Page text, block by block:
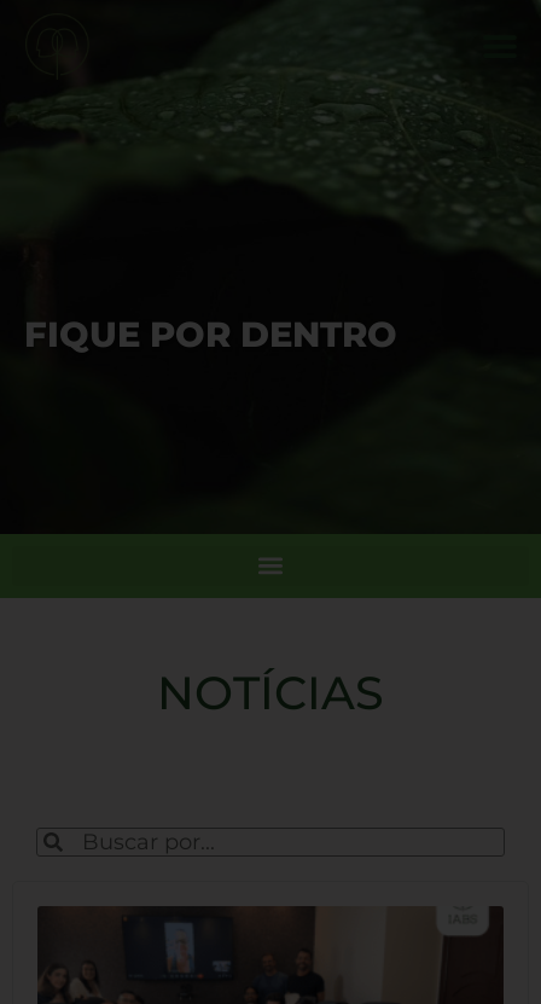
FIQUE POR DENTRO
NOTÍCIAS